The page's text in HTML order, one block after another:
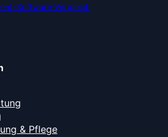
Software-Vergleich
& Pflege